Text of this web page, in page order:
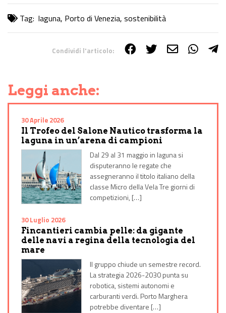
Tag: laguna, Porto di Venezia, sostenibilità
Condividi l'articolo:
Leggi anche:
30 Aprile 2026
Il Trofeo del Salone Nautico trasforma la
laguna in un’arena di campioni
Dal 29 al 31 maggio in laguna si
disputeranno le regate che
assegneranno il titolo italiano della
classe Micro della Vela Tre giorni di
competizioni, […]
30 Luglio 2026
Fincantieri cambia pelle: da gigante
delle navi a regina della tecnologia del
mare
Il gruppo chiude un semestre record.
La strategia 2026-2030 punta su
robotica, sistemi autonomi e
carburanti verdi. Porto Marghera
potrebbe diventare […]